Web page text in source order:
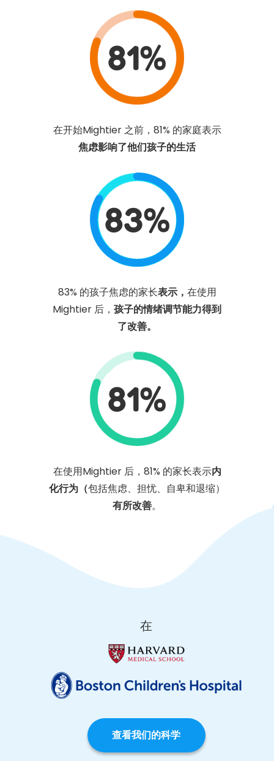
81%
在开始Mightier 之前，81% 的家庭表示
焦虑影响了他们孩子的生活
83%
83% 的孩子焦虑的家长表示， 在使用
Mightier 后， 孩子的情绪调节能力得到
了改善。
81%
在使用Mightier 后，81% 的家长表示内
化行为（包括焦虑、担忧、自卑和退缩）
有所改善。
在
查看我们的科学